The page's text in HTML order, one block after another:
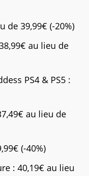
de 39,99€ (-20%)
au lieu de
PS4 & PS5 :
au lieu de
(-40%)
: 40,19€ au lieu